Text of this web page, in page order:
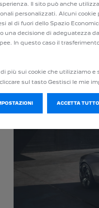
Il sito può anche
personalizzati. Alcuni
al di fuori dello Spazio
una decisione di adeguatezza
In questo caso il
più sui cookie che utilizziamo e
sul tasto Gestisci le mie
ACCETTA TUTTO